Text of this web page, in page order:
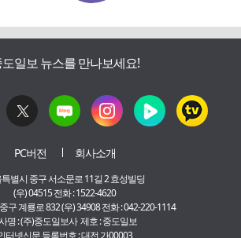
일보 뉴스를 만나보세요!
PC버전 회사소개
별시 중구 서소문로 11길 2 효성빌딩
(우) 04515 전화 : 1522-4620
구 계룡로 832 (우) 34908 전화 : 042-220-1114
명 : (주)중도일보사 제호 : 중도일보